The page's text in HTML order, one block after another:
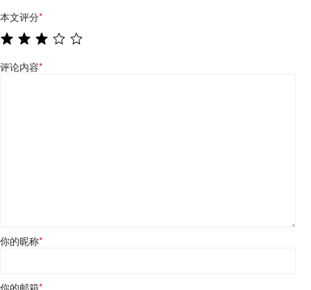
本文评分*
评论内容*
你的昵称*
你的邮箱*